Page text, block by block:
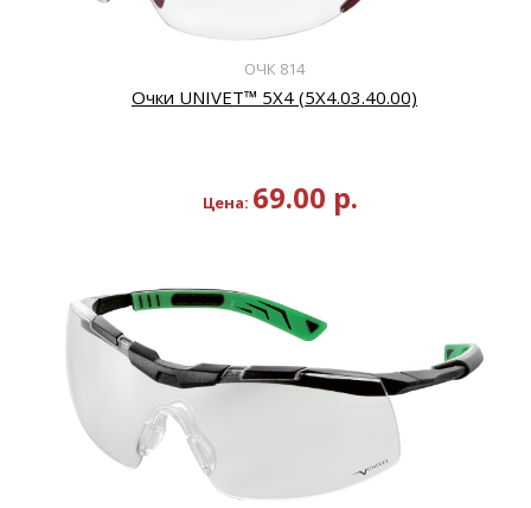
ОЧК 814
Очки UNIVET™ 5Х4 (5Х4.03.40.00)
Цена: 69.00 р.